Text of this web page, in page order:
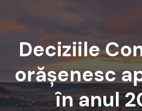
Deciziile
orășenesc
în anul